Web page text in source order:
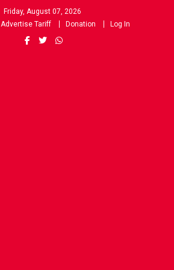
Friday, August 07, 2026
Advertise Tariff Donation Log In